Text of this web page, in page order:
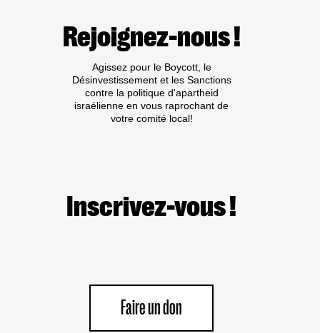
PAS
DE
AUX
CRIMINEL·LES
DE
GUERRE
ISRAÉLIEN·NES
OU
CULTURELS
Rejoignez-nous !
Agissez pour le Boycott, le
Désinvestissement et les Sanctions
contre la politique d'apartheid
israélienne en vous raprochant de
votre comité local!
Inscrivez-vous !
Faire un don